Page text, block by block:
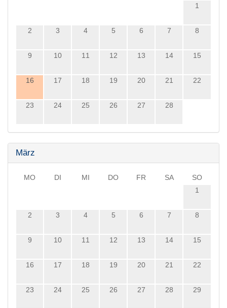
1
2 3 4 5 6 7 8
9 10 11 12 13 14 15
16 17 18 19 20 21 22
23 24 25 26 27 28
März
MO DI MI DO FR SA
SO
1
2 3 4 5 6 7 8
9 10 11 12 13 14 15
16 17 18 19 20 21 22
23 24 25 26 27 28 29